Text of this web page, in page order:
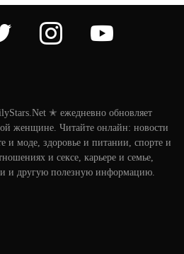
twitter instagram
✭ ежедневно обновляет
женщине. Читайте онлайн: новости
и моде, здоровье и питании, спорте и
и сексе, карьере и семье,
и другую полезную информацию.